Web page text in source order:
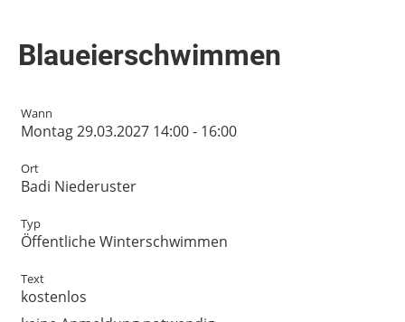
Blaueierschwimmen
Wann
Montag 29.03.2027 14:00 - 16:00
Ort
Badi Niederuster
Typ
Öffentliche Winterschwimmen
Text
kostenlos